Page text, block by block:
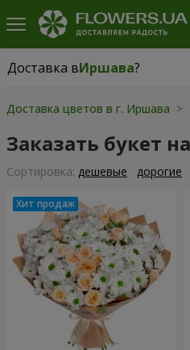
Доставка вИршава?
Доставка вИршава|
Доставка цветов в г. Иршава >
Заказать букет
Cортировка: дешевые дорогие